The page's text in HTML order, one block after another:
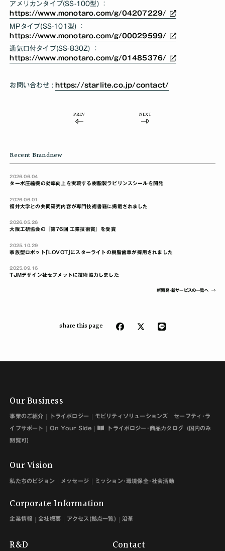
アメリカンタイプ(SS-100型) ：
https://www.monotaro.com/g/04207229/
MPタイプ(SS-101型) ：
https://www.monotaro.com/g/00029599/
通気口付タイプ(SS-830Z) ：
https://www.monotaro.com/g/01485376/
お問い合わせ : https://starlite.co.jp/contact/
PREV NEXT
Recent Brandnew
2026.06.04
ターボ圧縮機の効率向上を実現する樹脂製ラビリンスシールを開発
2026.06.01
福井大学との共同研究内容が専門技術書籍に掲載されました
2026.05.26
大阪工研協会の『第76回 工業技術賞』を受賞
2025.10.29
家族型ロボット｢LOVOT｣にスターライトの樹脂歯車が採用されました
2025.09.16
TJMデザイン社セフメットに技術協力しました
新開発･新サービスの一覧へ
share this page
Our Business
事業のご紹介 トライボロジー モビリティソリューションズ セーフティ･ラ
イフサポート On Your Side トライボロジー･商品カタログ (国内のみ
閲覧可)
Our Vision
私たちのビジョン メッセージ ミッション･環境保全･社会活動
Corporate Information
企業情報 会社概要 アクセス(拠点一覧) 沿革
R&D Contact